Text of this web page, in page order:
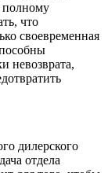
полному
что
своевременная
невозврата,
дилерского
отдела